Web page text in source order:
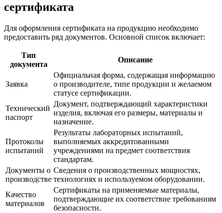
сертификата
Для оформления сертификата на продукцию необходимо
предоставить ряд документов. Основной список включает:
Тип
документа
Описание
Заявка
Официальная форма, содержащая информацию
о производителе, типе продукции и желаемом
статусе сертификации.
Технический
паспорт
Документ, подтверждающий характеристики
изделия, включая его размеры, материалы и
назначение.
Протоколы
испытаний
Результаты лабораторных испытаний,
выполняемых аккредитованными
учреждениями на предмет соответствия
стандартам.
Документы о
производстве
Сведения о производственных мощностях,
технологиях и используемом оборудовании.
Качество
материалов
Сертификаты на применяемые материалы,
подтверждающие их соответствие требованиям
безопасности.